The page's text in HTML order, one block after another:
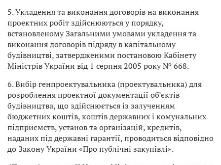
5. Укладення та виконання договорів на виконання
проектних робіт здійснюються у порядку,
встановленому Загальними умовами укладення та
виконання договорів підряду в капітальному
будівництві, затвердженими постановою Кабінету
Міністрів України від 1 серпня 2005 року № 668.
6. Вибір генпроектувальника (проектувальника) для
розроблення проектної документації об’єктів
будівництва, що здійснюється із залученням
бюджетних коштів, коштів державних і комунальних
підприємств, установ та організацій, кредитів,
наданих під державні гарантії, проводиться відповідно
до Закону України «Про публічні закупівлі».